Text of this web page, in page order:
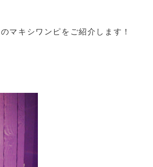
マキシワンピをご紹介します！